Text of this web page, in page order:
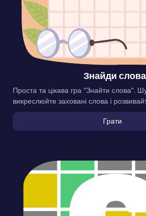
Знайди слова
Проста та цікава гра “Знайти слова”.
викреслюйте заховані слова і
Грати